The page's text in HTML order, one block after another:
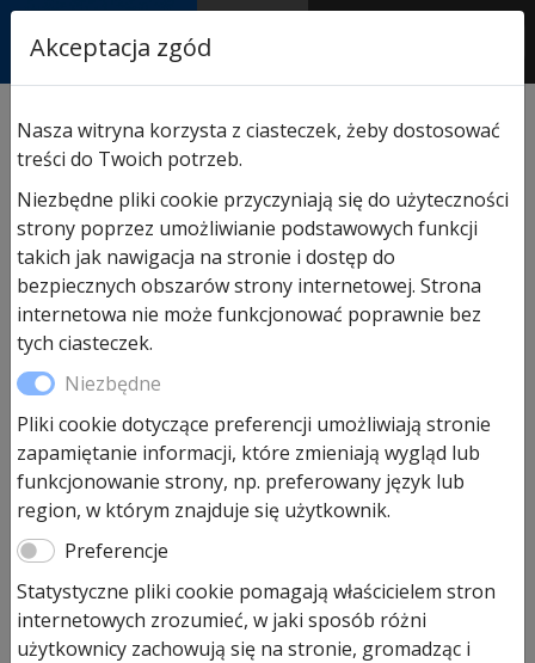
AUTORYZOWANY
PARTNER & SERWIS
Hormann/ Hormann pokrywa baterii do pilotów
HS1/HS4/HSS4/HS5 Bi Secure
Hormann pokrywa baterii do
pilotów HS1/HS4/HSS4/HS5 Bi
Secure
22,00zł
Pozostało tylko: 1 (może być zamówiony)
Akceptacja zgód
Nasza witryna korzysta z ciasteczek, żeby dostosować
treści do Twoich potrzeb.
Niezbędne pliki cookie przyczyniają się do użyteczności
strony poprzez umożliwianie podstawowych funkcji
takich jak nawigacja na stronie i dostęp do
bezpiecznych obszarów strony internetowej. Strona
internetowa nie może funkcjonować poprawnie bez
tych ciasteczek.
Niezbędne
Pliki cookie dotyczące preferencji umożliwiają stronie
zapamiętanie informacji, które zmieniają wygląd lub
funkcjonowanie strony, np. preferowany język lub
region, w którym znajduje się użytkownik.
Preferencje
Statystyczne pliki cookie pomagają właścicielem stron
internetowych zrozumieć, w jaki sposób różni
użytkownicy zachowują się na stronie, gromadząc i